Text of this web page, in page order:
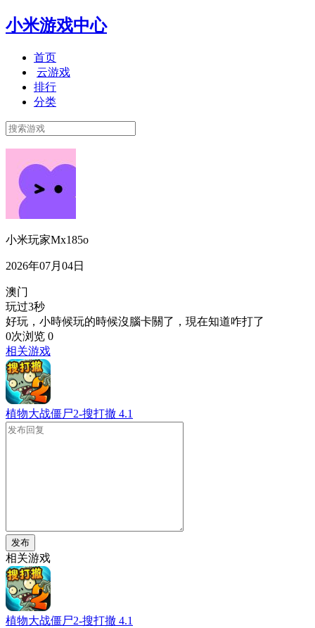
小米游戏中心
首页
云游戏
排行
分类
小米玩家Mx185o
2026年07月04日
澳门
玩过3秒
好玩，小時候玩的時候沒腦卡關了，現在知道咋打了
0次浏览 0
相关游戏
植物大战僵尸2-搜打撤 4.1
发布
相关游戏
植物大战僵尸2-搜打撤 4.1